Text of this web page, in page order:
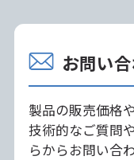
お問い
製品の販売価格
技術的なご質問
らからお問い合